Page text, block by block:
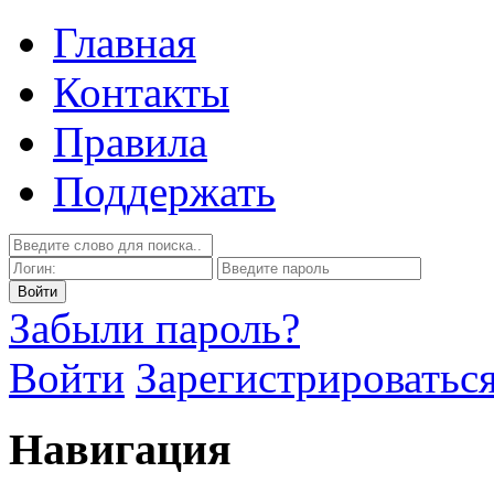
Главная
Контакты
Правила
Поддержать
Забыли пароль?
Войти
Навигация